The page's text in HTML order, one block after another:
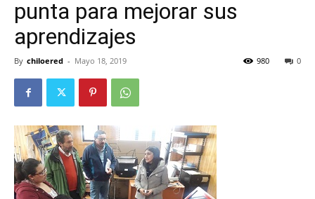
punta para mejorar sus
aprendizajes
By chiloered - Mayo 18, 2019 0
980